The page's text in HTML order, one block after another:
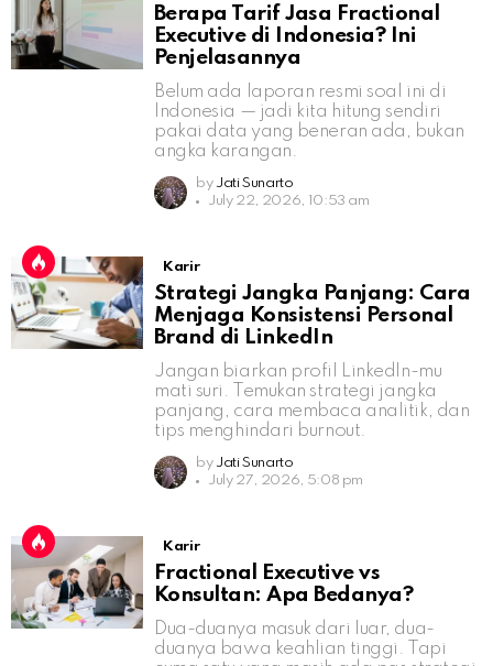
Berapa Tarif Jasa Fractional
Executive di Indonesia? Ini
Penjelasannya
Belum ada laporan resmi soal ini di
Indonesia — jadi kita hitung sendiri
pakai data yang beneran ada, bukan
angka karangan.
by Jati Sunarto
July 22, 2026, 10:53 am
Karir
Strategi Jangka Panjang: Cara
Menjaga Konsistensi Personal
Brand di LinkedIn
Jangan biarkan profil LinkedIn-mu
mati suri. Temukan strategi jangka
panjang, cara membaca analitik, dan
tips menghindari burnout.
by Jati Sunarto
July 27, 2026, 5:08 pm
Karir
Fractional Executive vs
Konsultan: Apa Bedanya?
Dua-duanya masuk dari luar, dua-
duanya bawa keahlian tinggi. Tapi